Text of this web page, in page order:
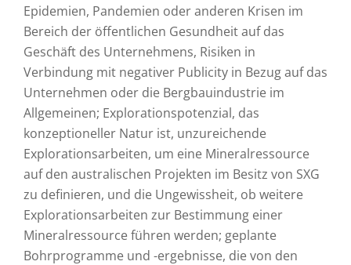
Epidemien, Pandemien oder anderen Krisen im
Bereich der öffentlichen Gesundheit auf das
Geschäft des Unternehmens, Risiken in
Verbindung mit negativer Publicity in Bezug auf das
Unternehmen oder die Bergbauindustrie im
Allgemeinen; Explorationspotenzial, das
konzeptioneller Natur ist, unzureichende
Explorationsarbeiten, um eine Mineralressource
auf den australischen Projekten im Besitz von SXG
zu definieren, und die Ungewissheit, ob weitere
Explorationsarbeiten zur Bestimmung einer
Mineralressource führen werden; geplante
Bohrprogramme und -ergebnisse, die von den